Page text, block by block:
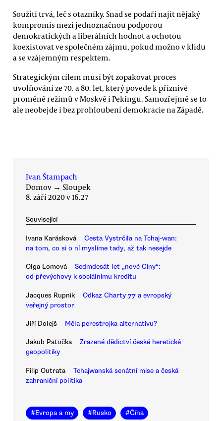
Soužití trvá, leč s otazníky. Snad se podaří najít nějaký
kompromis mezi jednoznačnou podporou
demokratických a liberálních hodnot a ochotou
koexistovat ve společném zájmu, pokud možno v klidu
a se vzájemným respektem.
Strategickým cílem musí být zopakovat proces
uvolňování ze 70. a 80. let, který povede k příznivé
proměně režimů v Moskvě i Pekingu. Samozřejmě se to
ale neobejde i bez prohloubení demokracie na Západě.
Ivan Štampach
Domov → Sloupek
8. září 2020 v 16.27
Související
Ivana Karásková
Cesta Vystrčila na Tchaj-wan:
na tom, co si o ní myslíme tady, až tak nesejde
Olga Lomová
Sedmdesát let „nové Číny“:
od převýchovy k sociálnímu kreditu
Jacques Rupnik
Odkaz Charty 77 a evropský
veřejný prostor
Jiří Dolejš Měla perestrojka alternativu?
Jakub Patočka
Zrazené dědictví české heretické
geopolitiky
Filip Outrata
Tchajwanská senátní mise a česká
zahraniční politika
#Evropa a my #Rusko #Čína